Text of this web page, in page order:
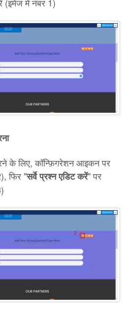
के लिए, कॉन्फ़िगरेशन आइकन पर
फिर "सर्वे प्रश्न एडिट करें" पर